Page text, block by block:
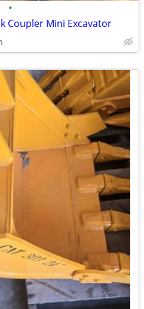
•
Coupler Mini Excavator